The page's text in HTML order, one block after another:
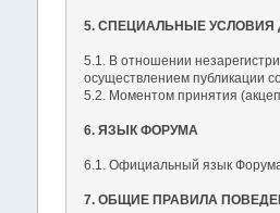
5. СПЕЦИАЛЬНЫЕ
5.1. В отношении
осуществлением публикации
5.2. Моментом принятия
6. ЯЗЫК ФОРУМА
6.1. Официальный язык Форума
7. ОБЩИЕ ПРАВИЛА